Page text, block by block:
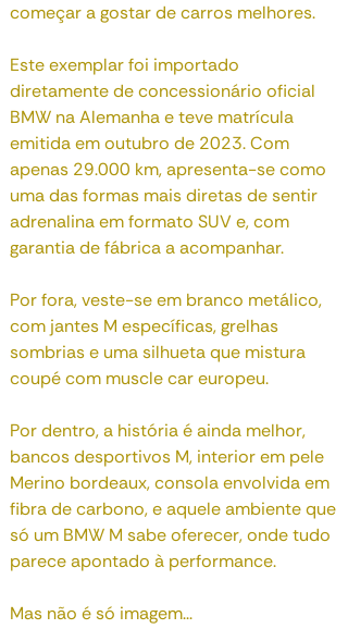
começar a gostar de carros melhores.
Este exemplar foi importado
diretamente de concessionário oficial
BMW na Alemanha e teve matrícula
emitida em outubro de 2023. Com
apenas 29.000 km, apresenta-se como
uma das formas mais diretas de sentir
adrenalina em formato SUV e, com
garantia de fábrica a acompanhar.
Por fora, veste-se em branco metálico,
com jantes M específicas, grelhas
sombrias e uma silhueta que mistura
coupé com muscle car europeu.
Por dentro, a história é ainda melhor,
bancos desportivos M, interior em pele
Merino bordeaux, consola envolvida em
fibra de carbono, e aquele ambiente que
só um BMW M sabe oferecer, onde tudo
parece apontado à performance.
Mas não é só imagem...